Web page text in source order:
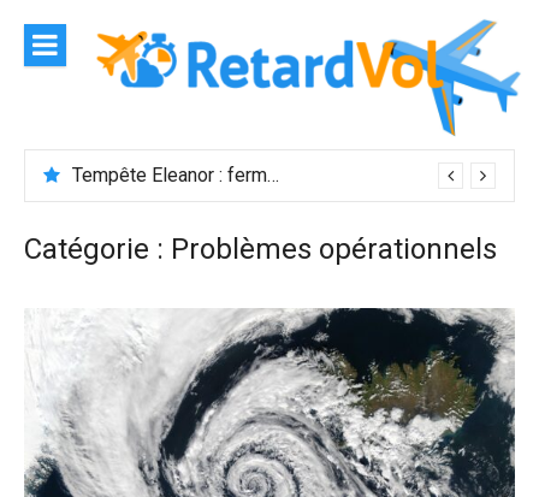
contenu
Tempête Eleanor : fermeture de l’aéroport Maurice
Catégorie : Problèmes opérationnels